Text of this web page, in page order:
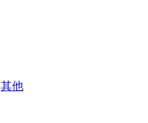
其他